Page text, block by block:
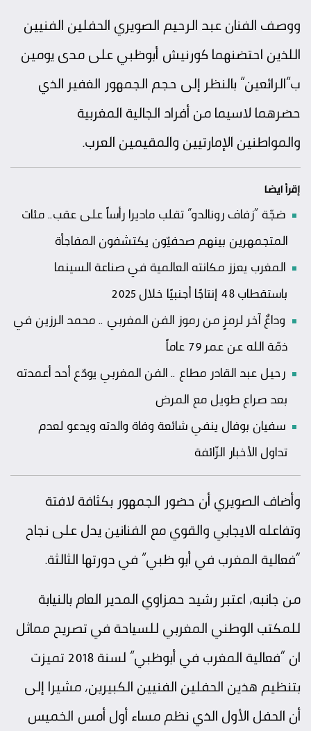
ووصف الفنان عبد الرحيم الصويري الحفلين الفنيين
اللذين احتضنهما كورنيش أبوظبي على مدى يومين
ب”الرائعين” بالنظر إلى حجم الجمهور الغفير الذي
حضرهما لاسيما من أفراد الجالية المغربية
والمواطنين الإمارتيين والمقيمين العرب.
إقرأ ايضا
ضجّة “زفاف رونالدو” تقلب ماديرا رأساً على عقب.. مئات
المتجمهرين بينهم صحفيّون يكتشفون المفاجأة
المغرب يعزز مكانته العالمية في صناعة السينما
باستقطاب 48 إنتاجًا أجنبيًا خلال 2025
وداعٌ آخر لرمزٍ من رموز الفن المغربي .. محمد الرزين في
ذمّة الله عن عمر 79 عاماً
رحيل عبد القادر مطاع .. الفن المغربي يودّع أحد أعمدته
بعد صراع طويل مع المرض
سفيان بوفال ينفي شائعة وفاة والدته ويدعو لعدم
تداول الأخبار الزّائفة
وأضاف الصويري أن حضور الجمهور بكثافة لافتة
وتفاعله الايجابي والقوي مع الفنانين يدل على نجاح
“فعالية المغرب في أبو ظبي” في دورتها الثالثة.
من جانبه، اعتبر رشيد حمزاوي المدير العام بالنيابة
للمكتب الوطني المغربي للسياحة في تصريح مماثل
ان “فعالية المغرب في أبوظبي” لسنة 2018 تميزت
بتنظيم هذين الحفلين الفنيين الكبيرين، مشيرا إلى
أن الحفل الأول الذي نظم مساء أول أمس الخميس